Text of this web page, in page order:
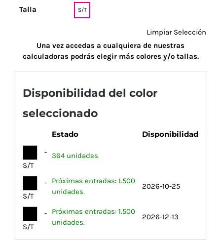
Talla S/T
Limpiar Selección
Una vez accedas a cualquiera de nuestras
calculadoras podrás elegir más colores y/o tallas.
Disponibilidad del color
seleccionado
Estado Disponibilidad
-
S/T
364 unidades
-
S/T
Próximas entradas: 1.500
unidades.
2026-10-25
-
S/T
Próximas entradas: 1.500
unidades.
2026-12-13